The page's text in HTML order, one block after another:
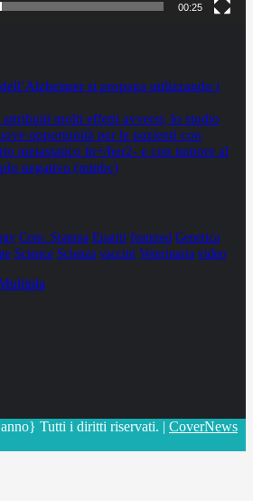
00:25
si propaga utilizzando i
attribuiti molti effetti avversi, lo studio
opportunità per le pazienti con
metastatico hr+/her2- e con tumore al
negativo (mtnbc)
Com. Stampa Epatiti featured Genetica
Science Scienza vaccini Veterinaria video
Tutti i diritti riservati. | CoverNews